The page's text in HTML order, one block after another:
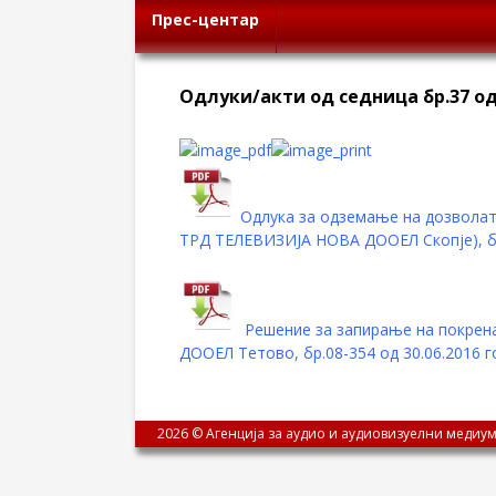
Прес-центар
Oдлуки/акти од седница бр.37 од
Oдлука за одземање на
ТРД ТЕЛЕВИЗИЈА НОВА ДООЕЛ Скопје),
Решение за запирање на
ДООЕЛ Тетово, бр.08-354 од 30.06.2016
2026 © Агенција за аудио и аудиовизуелни